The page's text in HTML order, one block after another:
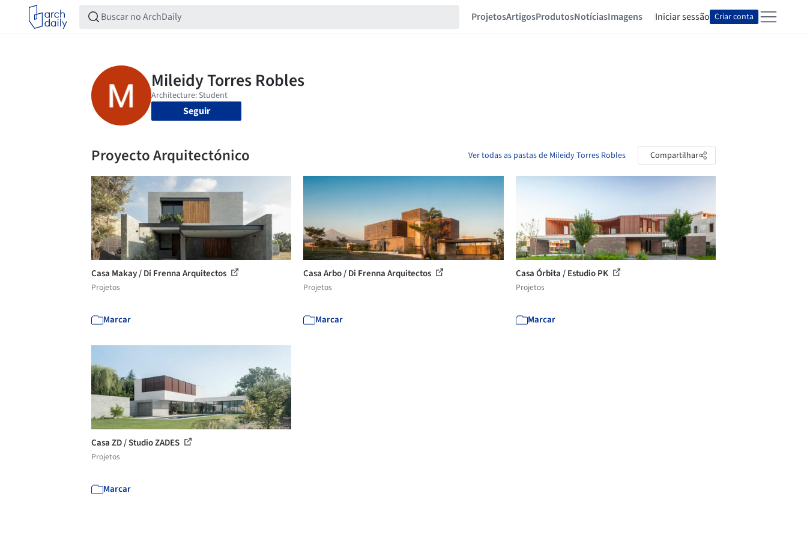
ProjetosArtigosProdutosNotíciasImagens Iniciar sessão Criar conta
Seguir
Proyecto Arquitectónico Ver todas as pastas de Mileidy Torres Robles Compartilhar
Casa Makay / Di Frenna Arquitectos
Projetos
Marcar
Casa Arbo / Di Frenna Arquitectos
Projetos
Marcar
Casa Órbita / Estudio PK
Projetos
Marcar
Casa ZD / Studio ZADES
Projetos
Marcar